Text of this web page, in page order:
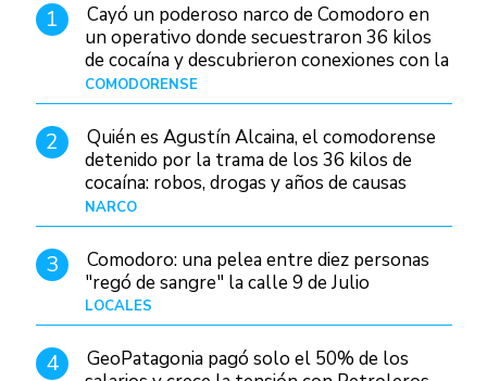
1
Cayó un poderoso narco de Comodoro en
un operativo donde secuestraron 36 kilos
de cocaína y descubrieron conexiones con la
Patagonia
COMODORENSE
2
Quién es Agustín Alcaina, el comodorense
detenido por la trama de los 36 kilos de
cocaína: robos, drogas y años de causas
judiciales
NARCO
3
Comodoro: una pelea entre diez personas
"regó de sangre" la calle 9 de Julio
LOCALES
4
GeoPatagonia pagó solo el 50% de los